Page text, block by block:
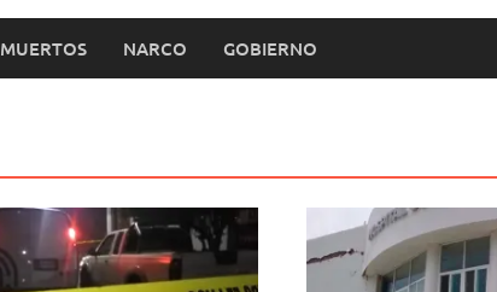
MUERTOS NARCO GOBIERNO